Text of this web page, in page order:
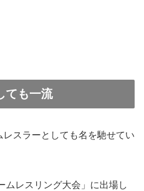
ても一流
スラーとしても名を馳せてい
ムレスリング大会」に出場し